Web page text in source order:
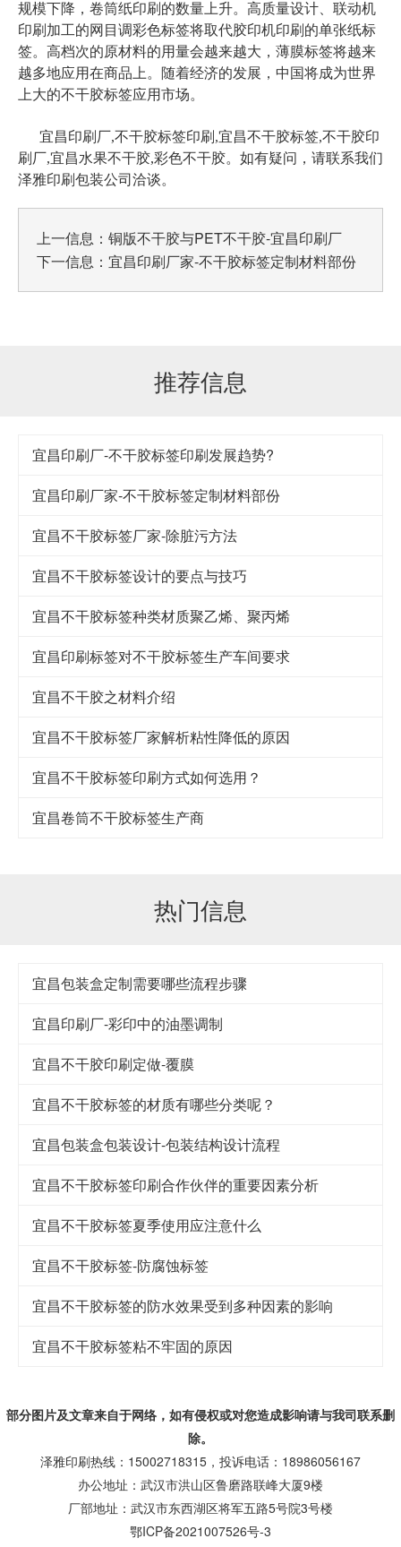
规模下降，卷筒纸印刷的数量上升。高质量设计、联动机
印刷加工的网目调彩色标签将取代胶印机印刷的单张纸标
签。高档次的原材料的用量会越来越大，薄膜标签将越来
越多地应用在商品上。随着经济的发展，中国将成为世界
上大的不干胶标签应用市场。
宜昌印刷厂,不干胶标签印刷,宜昌不干胶标签,不干胶印
刷厂,宜昌水果不干胶,彩色不干胶。如有疑问，请联系我们
泽雅印刷包装公司洽谈。
上一信息： 铜版不干胶与PET不干胶-宜昌印刷厂
下一信息： 宜昌印刷厂家-不干胶标签定制材料部份
推荐信息
宜昌印刷厂-不干胶标签印刷发展趋势?
宜昌印刷厂家-不干胶标签定制材料部份
宜昌不干胶标签厂家-除脏污方法
宜昌不干胶标签设计的要点与技巧
宜昌​不干胶标签种类材质聚乙烯、聚丙烯
宜昌印刷标签对不干胶标签生产车间要求
宜昌不干胶之材料介绍
宜昌不干胶标签厂家解析粘性降低的原因
宜昌不干胶标签印刷方式如何选用？
宜昌卷筒不干胶标签生产商
热门信息
宜昌包装盒定制需要哪些流程步骤
宜昌印刷厂-彩印中的油墨调制
宜昌不干胶印刷定做-覆膜
宜昌不干胶标签的材质有哪些分类呢？
宜昌包装盒包装设计-包装结构设计流程
宜昌不干胶标签印刷合作伙伴的重要因素分析
宜昌不干胶标签夏季使用应注意什么
宜昌不干胶标签-防腐蚀标签
宜昌不干胶标签的防水效果受到多种因素的影响
宜昌不干胶标签粘不牢固的原因
部分图片及文章来自于网络，如有侵权或对您造成影响请与我司联系删
除。
泽雅印刷热线：15002718315，投诉电话：18986056167
办公地址：武汉市洪山区鲁磨路联峰大厦9楼
厂部地址：武汉市东西湖区将军五路5号院3号楼
鄂ICP备2021007526号-3